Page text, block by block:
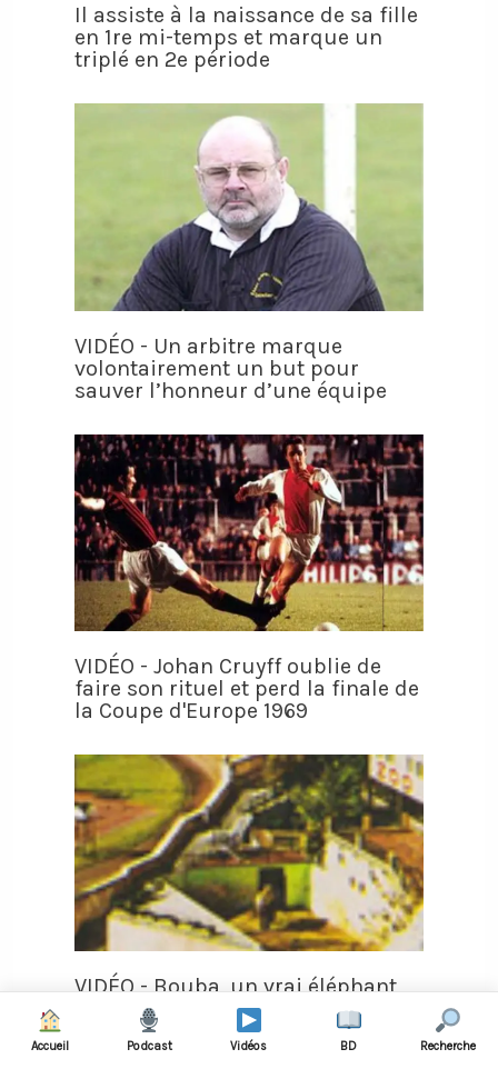
Il assiste à la naissance de sa fille
en 1re mi-temps et marque un
triplé en 2e période
VIDÉO - Un arbitre marque
volontairement un but pour
sauver l’honneur d’une équipe
VIDÉO - Johan Cruyff oublie de
faire son rituel et perd la finale de
la Coupe d'Europe 1969
VIDÉO - Bouba, un vrai éléphant,
assiste aux matches de Monaco et
devient la mascotte du club
Accueil Podcast Vidéos BD Recherche